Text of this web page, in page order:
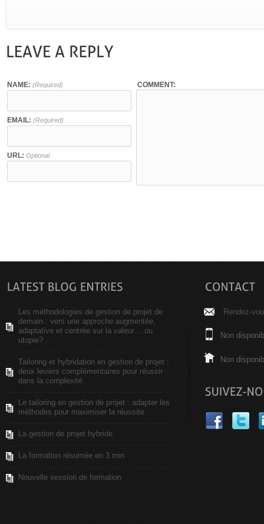
NAME: (Required)
EMAIL: (Required)
URL: Optional
COMMENT:
Les méthodologies de gestion de projet de
demain : vers une approche augmentée,
adaptative et centrée sur la valeur… ou
utopie?
Tailoring et hybridation en gestion de projet :
deux leviers complémentaires pour réussir
dans la complexité
Le tailoring en gestion de projet : adapter les
méthodes pour maximiser la réussite
La gestion de projet hybride
La formation résumée en 3 min
Nouvelle session de formation
Rendez-
Non
Non